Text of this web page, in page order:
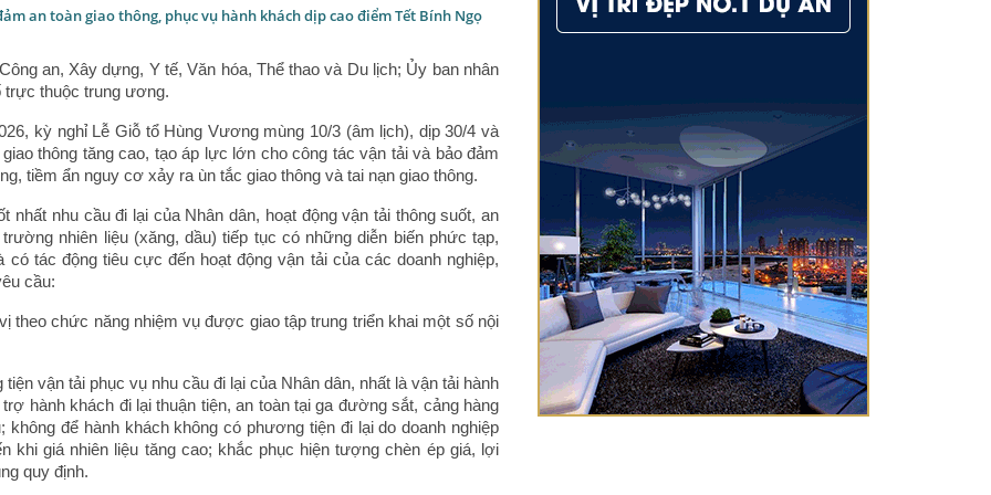
an toàn giao thông, phục vụ hành khách dịp cao điểm Tết Bính Ngọ
an, Xây dựng, Y tế, Văn hóa, Thể thao và Du lịch; Ủy ban nhân
trực thuộc trung ương.
kỳ nghỉ Lễ Giỗ tổ Hùng Vương mùng 10/3 (âm lịch), dịp 30/4 và
thông tăng cao, tạo áp lực lớn cho công tác vận tải và bảo đảm
tiềm ẩn nguy cơ xảy ra ùn tắc giao thông và tai nạn giao thông.
nhất nhu cầu đi lại của Nhân dân, hoạt động vận tải thông suốt, an
nhiên liệu (xăng, dầu) tiếp tục có những diễn biến phức tạp,
tác động tiêu cực đến hoạt động vận tải của các doanh nghiệp,
cầu:
theo chức năng nhiệm vụ được giao tập trung triển khai một số nội
vận tải phục vụ nhu cầu đi lại của Nhân dân, nhất là vận tải hành
hành khách đi lại thuận tiện, an toàn tại ga đường sắt, cảng hàng
không để hành khách không có phương tiện đi lại do doanh nghiệp
khi giá nhiên liệu tăng cao; khắc phục hiện tượng chèn ép giá, lợi
quy định.